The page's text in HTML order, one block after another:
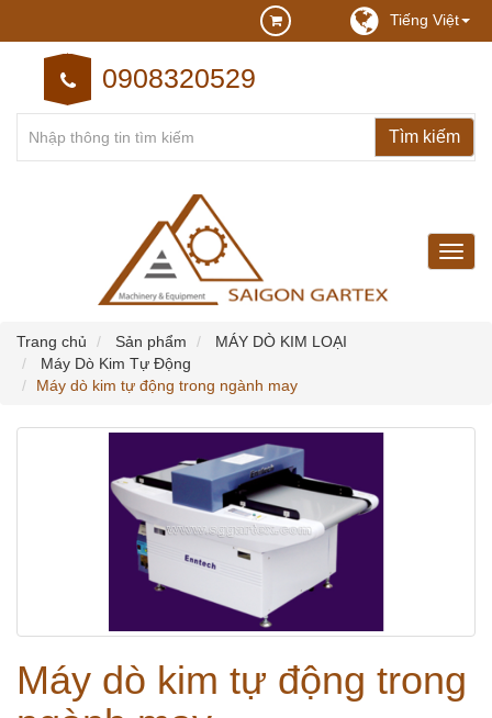
Tiếng Việt
0908320529
may
may
Trang chủ
Sản phẩm
MÁY DÒ KIM LOẠI
Máy Dò Kim Tự Động
Máy dò kim tự động trong ngành may
Máy dò kim tự động trong